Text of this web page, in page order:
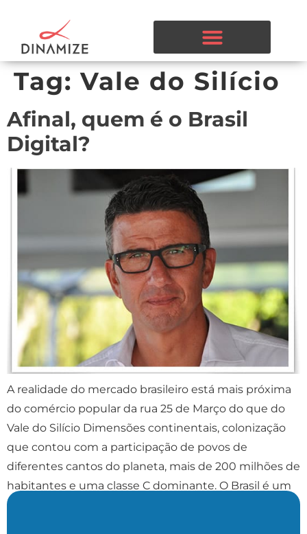
Tag: Vale do Silício
Afinal, quem é o Brasil
Digital?
A realidade do mercado brasileiro está mais próxima
do comércio popular da rua 25 de Março do que do
Vale do Silício Dimensões continentais, colonização
que contou com a participação de povos de
diferentes cantos do planeta, mais de 200 milhões de
habitantes e uma classe C dominante. O Brasil é um
país único. É […]